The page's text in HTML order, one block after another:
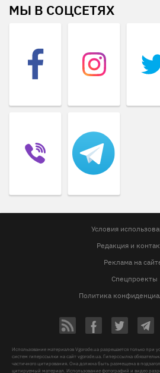
МЫ В СОЦСЕТЯХ
Условия
Редакция и
Реклама на
Спецпроекты
Политика
Использование материалов Vgorode.ua разрешается только при
систем гиперссылки на сайт vgorode.ua. Гиперссылка
частичного цитирования. Она должна быть размещена в
цитируемый материал. Использование фотографий и видео